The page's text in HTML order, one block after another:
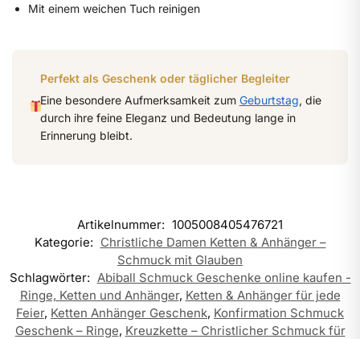
Mit einem weichen Tuch reinigen
Perfekt als Geschenk oder täglicher Begleiter
Eine besondere Aufmerksamkeit zum Geburtstag, die
durch ihre feine Eleganz und Bedeutung lange in
Erinnerung bleibt.
Artikelnummer: 1005008405476721
Kategorie: Christliche Damen Ketten & Anhänger –
Schmuck mit Glauben
Schlagwörter: Abiball Schmuck Geschenke online kaufen -
Ringe, Ketten und Anhänger, Ketten & Anhänger für jede
Feier, Ketten Anhänger Geschenk, Konfirmation Schmuck
Geschenk – Ringe, Kreuzkette – Christlicher Schmuck für